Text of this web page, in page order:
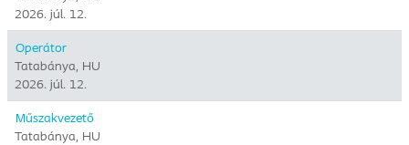
2026. júl. 12.
Operátor
Tatabánya, HU
2026. júl. 12.
Műszakvezető
Tatabánya, HU